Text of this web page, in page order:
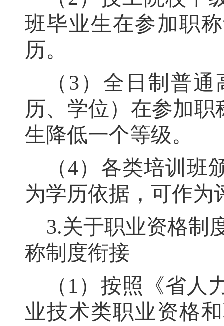
班毕业生在参加职
历。
（ 3 ）全日制普
历、学位）在参加
生降低一个等级。
（4）各类培训班
为学历依据，可作为
3.关于职业资格制
称制度衔接
（ 1 ） 按照《省人
业技术类职业资格